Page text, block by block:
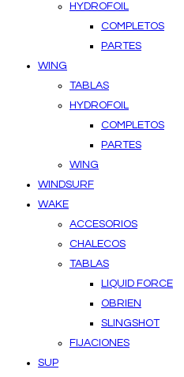
HYDROFOIL
COMPLETOS
PARTES
WING
TABLAS
HYDROFOIL
COMPLETOS
PARTES
WING
WINDSURF
WAKE
ACCESORIOS
CHALECOS
TABLAS
LIQUID FORCE
OBRIEN
SLINGSHOT
FIJACIONES
SUP